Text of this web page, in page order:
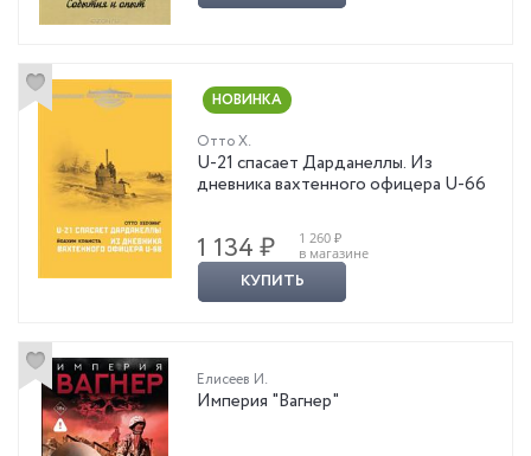
НОВИНКА
Отто Х.
U-21 спасает Дарданеллы. Из
дневника вахтенного офицера U-66
1 134 ₽
1 260 ₽
в магазине
КУПИТЬ
Елисеев И.
Империя "Вагнер"